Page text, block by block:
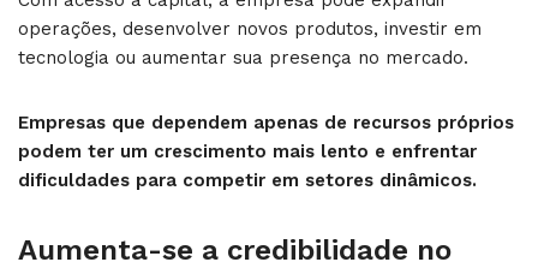
operações, desenvolver novos produtos, investir em
tecnologia ou aumentar sua presença no mercado.
Empresas que dependem apenas de recursos próprios
podem ter um crescimento mais lento e enfrentar
dificuldades para competir em setores dinâmicos.
Aumenta-se a credibilidade no